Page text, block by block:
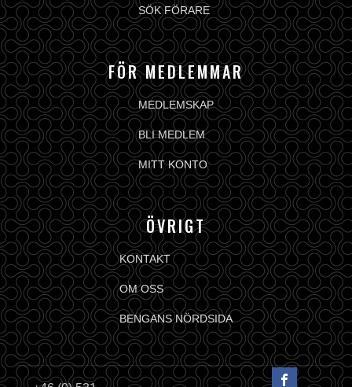
SÖK FÖRARE
FÖR MEDLEMMAR
MEDLEMSKAP
BLI MEDLEM
MITT KONTO
ÖVRIGT
KONTAKT
OM OSS
BENGANS NÖRDSIDA